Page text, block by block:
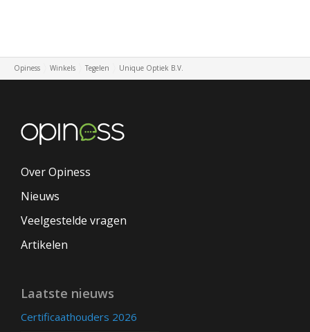
Opiness Winkels Tegelen Unique Optiek B.V.
Over Opiness
Nieuws
Veelgestelde vragen
Artikelen
Laatste nieuws
Certificaathouders 2026